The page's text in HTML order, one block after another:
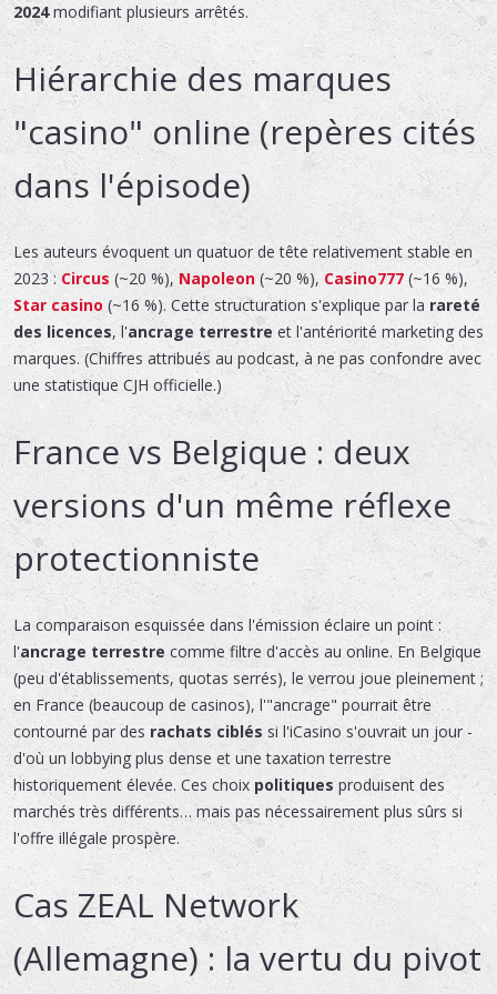
2024modifiant plusieurs arrêtés.
Hiérarchie des marques
"casino" online (repères cités
dans l'épisode)
Les auteurs évoquent un quatuor de tête relativement stable en
2023 : Circus (~20 %), Napoleon(~20 %), Casino777 (~16 %),
Star casino (~16 %). Cette structuration s'explique par la rareté
des licences, l'ancrage terrestre et l'antériorité marketing des
marques. (Chiffres attribués au podcast, à ne pas confondre avec
une statistique CJH officielle.)
France vs Belgique : deux
versions d'un même réflexe
protectionniste
La comparaison esquissée dans l'émission éclaire un point :
l'ancrage terrestre comme filtre d'accès au online. En Belgique
(peu d'établissements, quotas serrés), le verrou joue pleinement ;
en France (beaucoup de casinos), l'"ancrage" pourrait être
contourné par des rachats ciblés si l'iCasino s'ouvrait un jour -
d'où un lobbying plus dense et une taxation terrestre
historiquement élevée. Ces choix politiques produisent des
marchés très différents… mais pas nécessairement plus sûrs si
l'offre illégale prospère.
Cas ZEAL Network
(Allemagne) : la vertu du pivot